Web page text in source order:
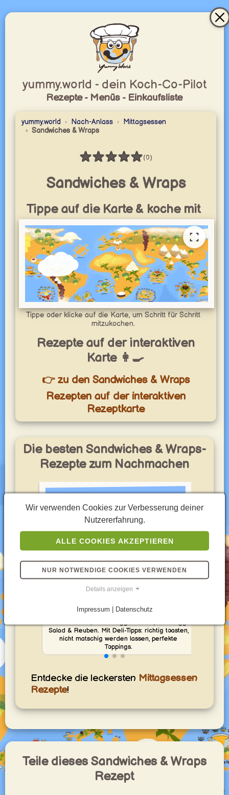
yummy.world - dein Koch-Co-Pilot
Rezepte - Menüs - Einkaufsliste
yummy.world Nach-Anlass
Mittagsessen
Sandwiches & Wraps
★★★★★
Bewertung: 0 / 5
(0)
Sandwiches & Wraps
Tippe auf die Karte & koche mit
Tippe oder klicke auf die Karte, um Schritt für Schritt
mitzukochen.
Rezepte auf der interaktiven
Karte 👩‍🍳
👉 zu den Sandwiches & Wraps
Rezepten auf der interaktiven
Rezeptkarte
Die besten Sandwiches & Wraps-
Rezepte zum Nachmachen
Entdecke Bagel-Ideen wie Lox Bagel,
Salad & Reuben. Mit Deli-Tipps: richtig toasten,
nicht matschig werden lassen, perfekte
Toppings.
Entdecke die leckersten Mittagsessen
Rezepte!
Teile dieses Sandwiches & Wraps
Rezept
Wir verwenden Cookies zur Verbesserung deiner
Nutzererfahrung.
ALLE COOKIES AKZEPTIEREN
NUR NOTWENDIGE COOKIES VERWENDEN
Details anzeigen
Impressum | Datenschutz